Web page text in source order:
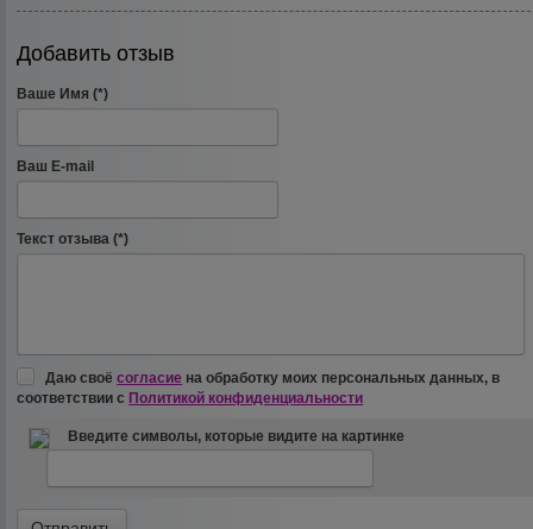
Добавить отзыв
Ваше Имя (*)
Ваш E-mail
Текст отзыва (*)
Даю своёсогласие на обработку моих персональных данных, в
соответствии с Политикой конфиденциальности
Введите символы, которые видите на картинке